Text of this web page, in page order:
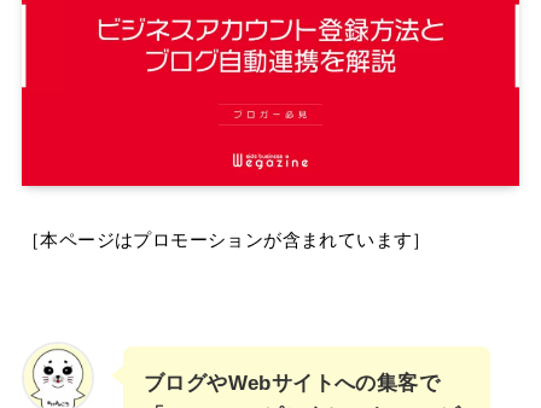
［本ページはプロモーションが含まれています］
ブログやWebサイトへの集客で